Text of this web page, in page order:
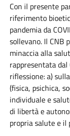
Con il presente
riferimento
pandemia da
sollevano. Il CNB
minaccia alla
rappresentata
riflessione: a)
(fisica, psichica,
individuale e
di libertà e
propria salute e il